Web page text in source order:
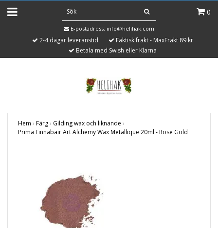
0
E-postadress: info@helihak.com
2-4 dagar leveranstid
Faktisk frakt - MaxFrakt 89 kr
Betala med Swish eller Klarna
Hem › Färg› Gilding wax och liknande ›
Prima Finnabair Art Alchemy Wax Metallique 20ml - Rose Gold